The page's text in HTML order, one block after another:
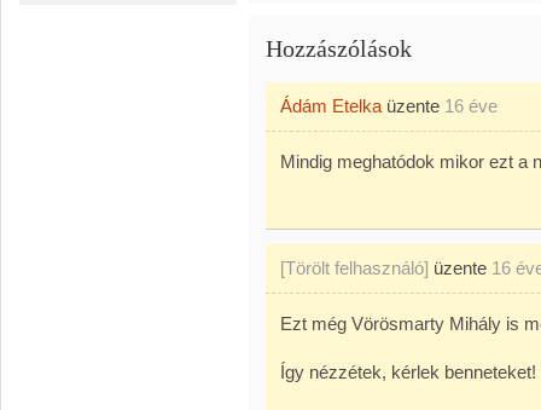
Hozzászólások
Ádám Etelka üzente 16 éve
Mindig meghatódok mikor ezt a
[Törölt felhasználó] üzente 16
Ezt még Vörösmarty Mihály is
Így nézzétek, kérlek benneteket!